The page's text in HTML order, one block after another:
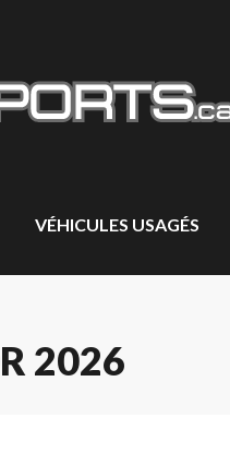
VÉHICULES USAGÉS
2026